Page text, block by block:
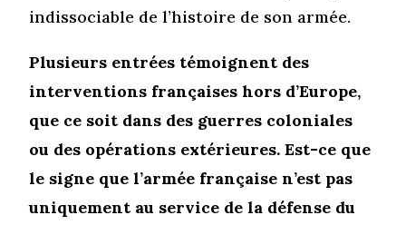
indissociable de l’histoire de son armée.
Plusieurs entrées témoignent des
interventions françaises hors d’Europe,
que ce soit dans des guerres coloniales
ou des opérations extérieures. Est-ce que
le signe que l’armée française n’est pas
uniquement au service de la défense du